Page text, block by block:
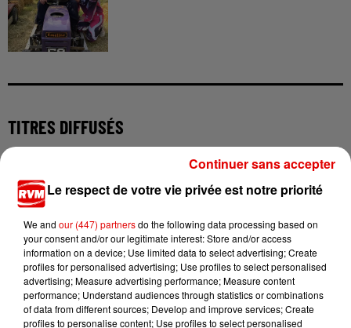
TITRES DIFFUSÉS
11h27
11h27
FRANCIS CABREL
La Corrida
11h24
11h24
SHAKIRA FEAT. BURNA
BOY
Dai Dai
11h15
11h15
ADEN FOYER
The Ballet Girl
Le respect de votre vie privée est notre priorité
We and our (447) partnersdo the following data processing based on
your consent and/or our legitimate interest: Store and/or access
information on a device; Use limited data to select advertising; Create
profiles for personalised advertising; Use profiles to select personalised
advertising; Measure advertising performance; Measure content
performance; Understand audiences through statistics or combinations
of data from different sources; Develop and improve services; Create
profiles to personalise content; Use profiles to select personalised
Continuer sans accepter